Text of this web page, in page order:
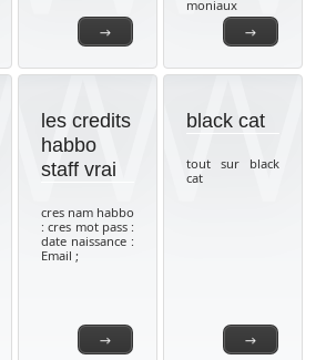
→ →
moniaux
→
les credits
habbo
staff vrai
cres nam habbo
: cres mot pass :
date naissance :
Email ;
→
black cat
tout sur black
cat